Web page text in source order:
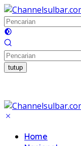
Langsung
ke
konten
tutup
Home